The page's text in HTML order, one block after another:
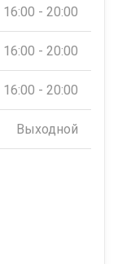
16:00 - 20:00
16:00 - 20:00
16:00 - 20:00
Выходной